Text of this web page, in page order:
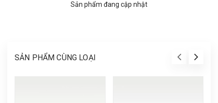
Sản phẩm đang cập nhật
SẢN PHẨM CÙNG LOẠI